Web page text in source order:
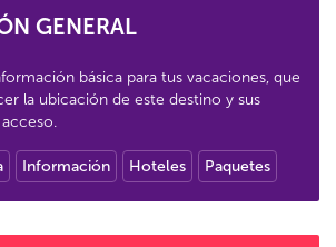
GENERAL
básica para tus vacaciones, que
la ubicación de este destino y sus
Información Hoteles Paquetes